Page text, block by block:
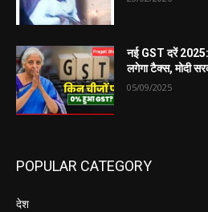
नई GST दरें 2025:
लगेगा टैक्स, मोदी
05/09/2025
POPULAR CATEGORY
देश